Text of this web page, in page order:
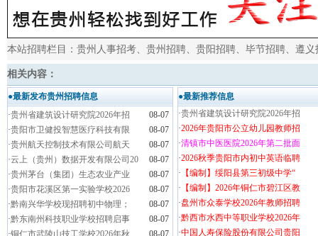
本站招聘栏目： 贵州人事招考、 贵州招聘、 贵阳招聘、 毕节招聘、 遵义
相关内容：
●最新发布贵州招聘信息
·贵州省建筑设计研究院2026年招
08-07
·贵阳市卫健投智慧医疗科技有限
08-07
·贵州航天控制技术有限公司航天
08-07
·云上（贵州）数据开发有限公司20
08-07
·贵州茅台（集团）生态农业产业
08-07
·贵阳市花溪区第一实验学校2026
08-07
·黔南兴华学校现招聘初中物理；
08-07
·黔东南州科技职业学校招聘启事
08-07
·铜仁市武陵山技工学校2026年秋
08-07
●最新推荐信息
·贵州省建筑设计研究院2026年招
·2026年贵阳市公立幼儿园教师招
·清镇市中医医院2026年第二批面
·2026秋季贵阳市内初中英语临聘
· 【编制】绥阳县第三初级中学“
· 【编制】2026年铜仁市碧江区教
·盘州市众泰学校2026年教师招聘
·黔西市水西中等职业学校2026年
·中国人寿保险股份有限公司贵阳